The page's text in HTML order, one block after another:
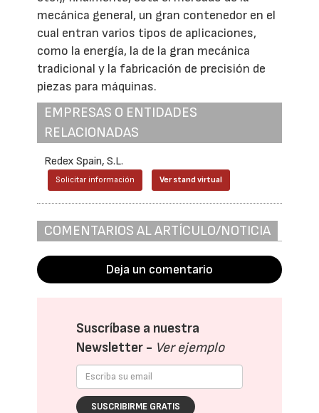
mecánica general, un gran contenedor en el
cual entran varios tipos de aplicaciones,
como la energía, la de la gran mecánica
tradicional y la fabricación de precisión de
piezas para máquinas.
EMPRESAS O ENTIDADES
RELACIONADAS
Redex Spain, S.L.
Solicitar información Ver stand virtual
COMENTARIOS AL ARTÍCULO/NOTICIA
Deja un comentario
Suscríbase a nuestra
Newsletter - Ver ejemplo
SUSCRIBIRME GRATIS